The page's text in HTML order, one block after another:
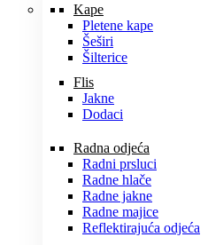
Kape
Pletene kape
Šeširi
Šilterice
Flis
Jakne
Dodaci
Radna odjeća
Radni prsluci
Radne hlače
Radne jakne
Radne majice
Reflektirajuća odjeća